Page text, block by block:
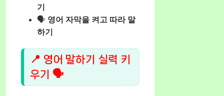
기
🗣️ 영어 자막을 켜고 따라 말
하기
📍 영어 말하기 실력 키
우기 🗣️